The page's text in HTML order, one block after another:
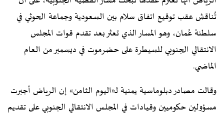
تُناقش عقب توقيع اتفاق سلام بين السعودية وجماعة الحوثي في
سلطنة عُمان، وهو المسار الذي تعثر بعد تقدم قوات المجلس
الانتقالي الجنوبي للسيطرة على حضرموت في ديسمبر من العام
الماضي.
وقالت مصادر دبلوماسية يمنية لـ«اليوم الثامن» إن الرياض أجبرت
مسؤولين حكوميين وقيادات في المجلس الانتقالي الجنوبي على تقديم